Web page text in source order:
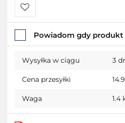
Do
przechowalni
Powiadom gdy produkt
Wysyłka w ciągu 3
Cena przesyłki
Waga 1.4